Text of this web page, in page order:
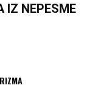
IZ NEPESME